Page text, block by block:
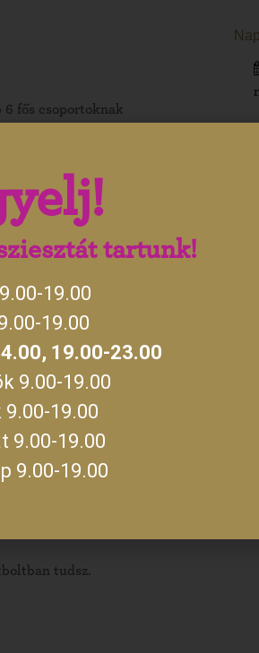
fős csoportoknak
650-218 számon!
Elég, ha a
a foglalás
amiatt is, mert
nem
is kell foglalnod
kapod azt
neked szabad
IS
tudsz.
tartunk!
19.00
19.00
19.00-23.00
9.00-19.00
19.00
9.00-19.00
9.00-19.00